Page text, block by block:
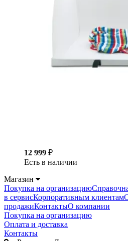
12 999 ₽
Есть в наличии
Магазин
Покупка на организацию
в сервисКорпоративным клиентам
продажиКонтактыО компании
Покупка на организацию
Оплата и доставка
Контакты